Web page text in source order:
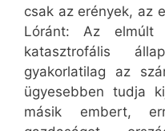
csak az erények, az
Lóránt: Az
katasztrofális
gyakorlatilag az
ügyesebben tudja
másik embert,